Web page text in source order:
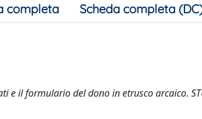
completa Scheda completa
e il formulario del dono in etrusco arcaico.